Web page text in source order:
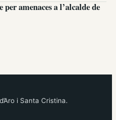
amenaces a l’alcalde de
i Santa Cristina.